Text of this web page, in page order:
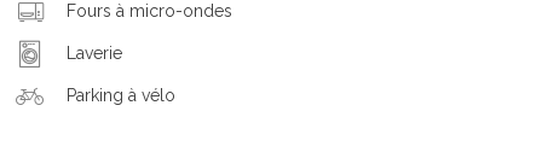
Fours à micro-ondes
Laverie
Parking à vélo